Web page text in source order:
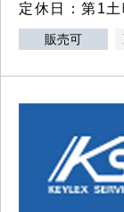
定休日：第1
販売可